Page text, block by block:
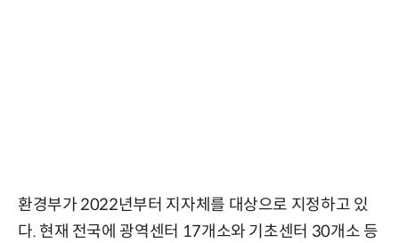
환경부가 2022년부터 지자체를 대상으로 지정하고 있
다. 현재 전국에 광역센터 17개소와 기초센터 30개소 등